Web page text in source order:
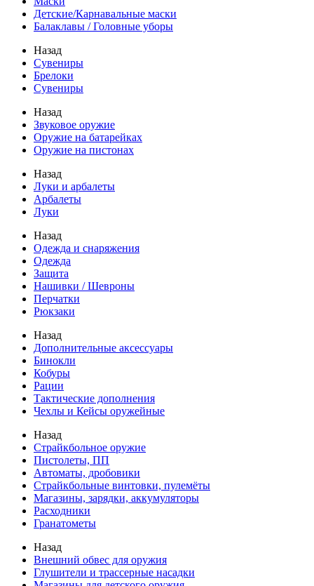
Детские/Карнавальные маски
Балаклавы / Головные уборы
Назад
Сувениры
Брелоки
Сувениры
Назад
Звуковое оружие
Оружие на батарейках
Оружие на пистонах
Назад
Луки и арбалеты
Арбалеты
Луки
Назад
Одежда и снаряжения
Одежда
Защита
Нашивки / Шевроны
Перчатки
Рюкзаки
Назад
Дополнительные аксессуары
Бинокли
Кобуры
Рации
Тактические дополнения
Чехлы и Кейсы оружейные
Назад
Страйкбольное оружие
Пистолеты, ПП
Автоматы, дробовики
Страйкбольные винтовки, пулемёты
Магазины, зарядки, аккумуляторы
Расходники
Гранатометы
Назад
Внешний обвес для оружия
Глушители и трассерные насадки